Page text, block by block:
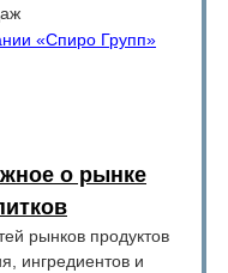
«Спиро Групп»
о рынке
рынков продуктов
ингредиентов и